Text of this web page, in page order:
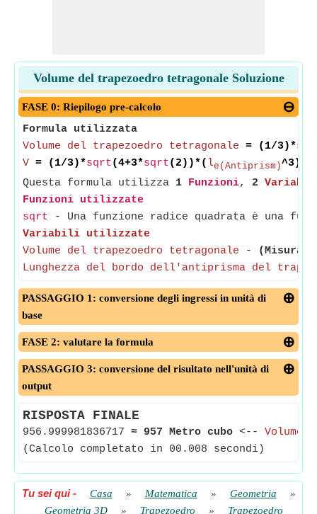
Volume del trapezoedro tetragonale Soluzione
FASE 0: Riepilogo pre-calcolo
Formula utilizzata
Volume del trapezoedro tetragonale = (1/3)*
V = (1/3)*sqrt(4+3*sqrt(2))*( le(Antiprism)^3)
Questa formula utilizza 1 Funzioni, 2
Funzioni utilizzate
sqrt - Una funzione radice quadrata è una
Variabili utilizzate
Volume del trapezoedro tetragonale -
Lunghezza del bordo dell'antiprisma del
PASSAGGIO 1: conversione degli ingressi in unità di
base
FASE 2: valutare la formula
PASSAGGIO 3: conversione del risultato nell'unità di
output
RISPOSTA FINALE
956.999981836717 ≈ 957 Metro cubo <-- Volume
(Calcolo completato in 00.008 secondi)
Tu sei qui- Casa » Matematica » Geometria
»
Geometria 3D
» Trapezoedro »
Trapezoedro